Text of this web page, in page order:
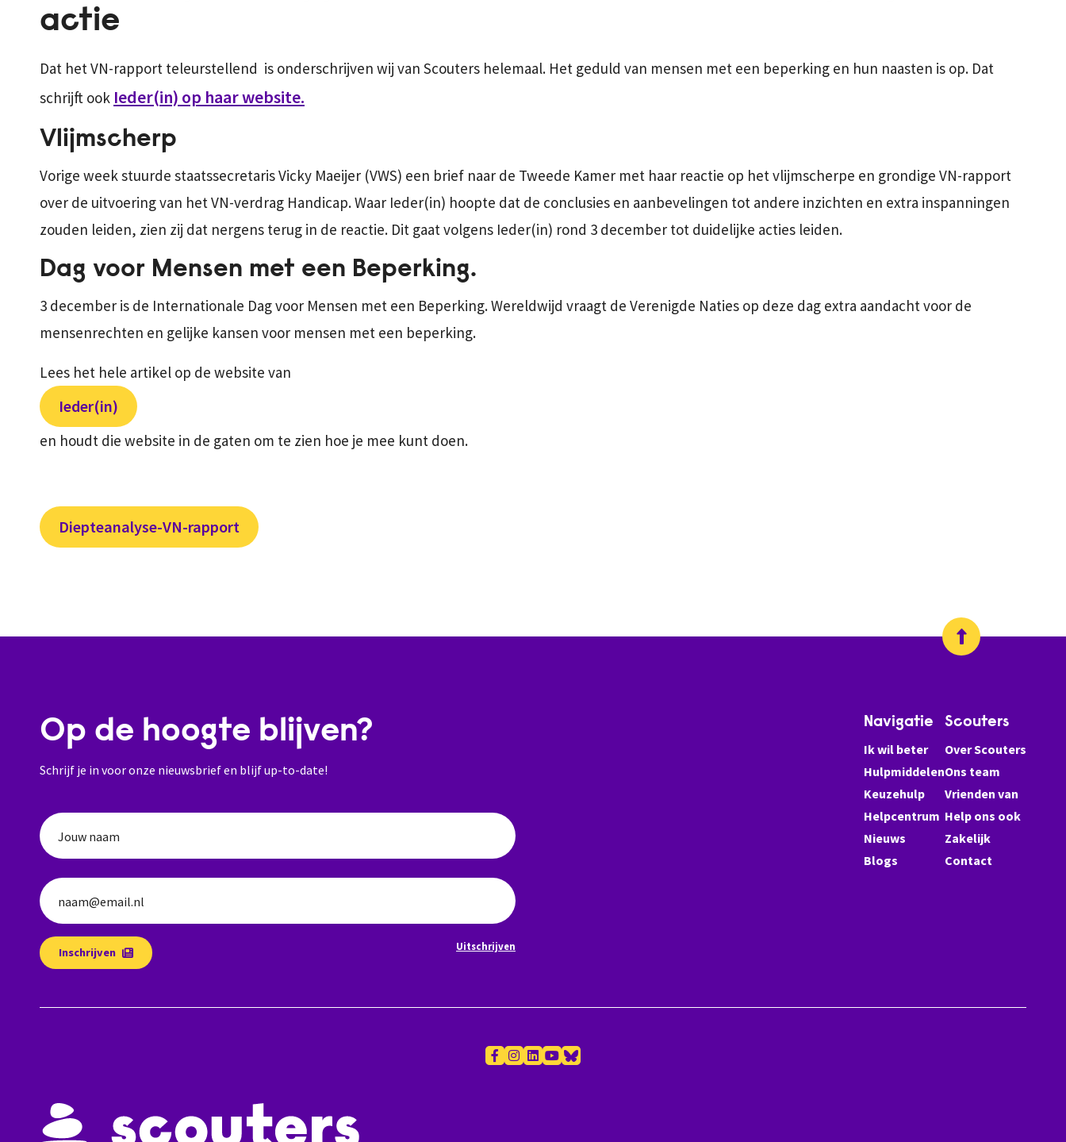
actie
Dat het VN-rapport teleurstellend is onderschrijven wij van Scouters helemaal. Het geduld van mensen met een beperking en hun naasten is op. Dat
schrijft ook Ieder(in) op haar website.
Vlijmscherp
Vorige week stuurde staatssecretaris Vicky Maeijer (VWS) een brief naar de Tweede Kamer met haar reactie op het vlijmscherpe en grondige VN-rapport
over de uitvoering van het VN-verdrag Handicap. Waar Ieder(in) hoopte dat de conclusies en aanbevelingen tot andere inzichten en extra inspanningen
zouden leiden, zien zij dat nergens terug in de reactie. Dit gaat volgens Ieder(in) rond 3 december tot duidelijke acties leiden.
Dag voor Mensen met een Beperking.
3 december is de Internationale Dag voor Mensen met een Beperking. Wereldwijd vraagt de Verenigde Naties op deze dag extra aandacht voor de
mensenrechten en gelijke kansen voor mensen met een beperking.
Lees het hele artikel op de website van
Ieder(in)
en houdt die website in de gaten om te zien hoe je mee kunt doen.
Diepteanalyse-VN-rapport
Op de hoogte blijven?
Schrijf je in voor onze nieuwsbrief en blijf up-to-date!
Jouw naam
naam@email.nl
Inschrijven Uitschrijven
Navigatie
Ik wil beter
Hulpmiddelen
Keuzehulp
Helpcentrum
Nieuws
Blogs
Scouters
Over Scouters
Ons team
Vrienden van
Help ons ook
Zakelijk
Contact